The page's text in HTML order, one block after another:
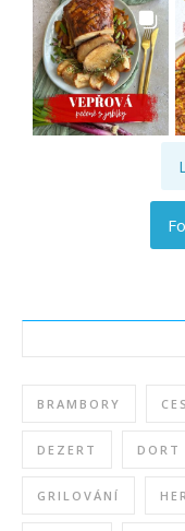
BRAMBORY
DEZERT DORT
GRILOVÁNÍ